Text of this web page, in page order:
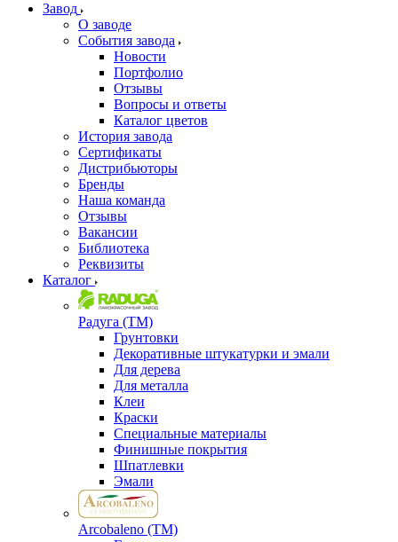
Завод
О заводе
События завода
Новости
Портфолио
Отзывы
Вопросы и ответы
Каталог цветов
История завода
Сертификаты
Дистрибьюторы
Бренды
Наша команда
Отзывы
Вакансии
Библиотека
Реквизиты
Каталог
Радуга (ТМ)
Грунтовки
Декоративные штукатурки и эмали
Для дерева
Для металла
Клеи
Краски
Специальные материалы
Финишные покрытия
Шпатлевки
Эмали
Arcobaleno (ТМ)